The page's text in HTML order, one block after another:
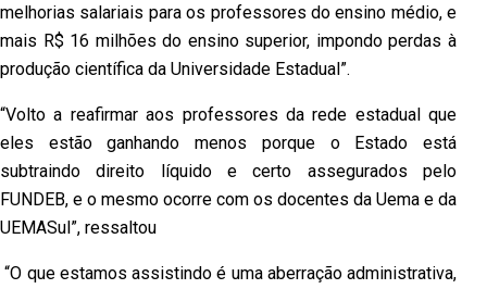
melhorias salariais para os professores do ensino médio, e
mais R$ 16 milhões do ensino superior, impondo perdas à
produção científica da Universidade Estadual”.
“Volto a reafirmar aos professores da rede estadual que
eles estão ganhando menos porque o Estado está
subtraindo direito líquido e certo assegurados pelo
FUNDEB, e o mesmo ocorre com os docentes da Uema e da
UEMASul”, ressaltou
“O que estamos assistindo é uma aberração administrativa,